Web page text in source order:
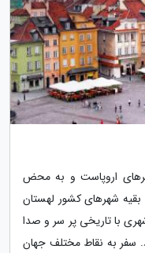
اروپاست و به محض
بقیه شهرهای کشور لهستان
با تاریخی پر سر و صدا
سفر به نقاط مختلف جهان